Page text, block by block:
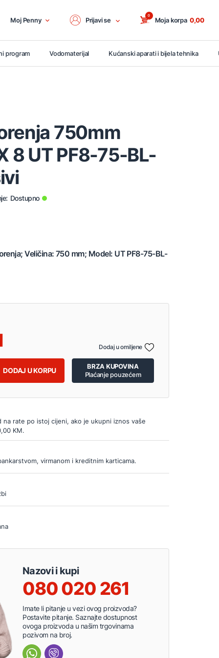
Moj Penny Prijavi se Moja korpa
0
0,00
program Vodomaterijal Kućanski aparati i bijela tehnika
750mm
8 UT PF8-75-BL-
Dostupno
Veličina: 750 mm; Model: UT PF8-75-BL-
DODAJ U KORPU
BRZA KUPOVINA
Plaćanje pouzećem
Dodaj u omiljene
na rate po istoj cijeni, ako je ukupni iznos vaše
KM.
virmanom i kreditnim karticama.
Nazovi i kupi
080 020 261
Imate li pitanje u vezi ovog proizvoda?
Postavite pitanje. Saznajte dostupnost
ovoga proizvoda u našim trgovinama
pozivom na broj.